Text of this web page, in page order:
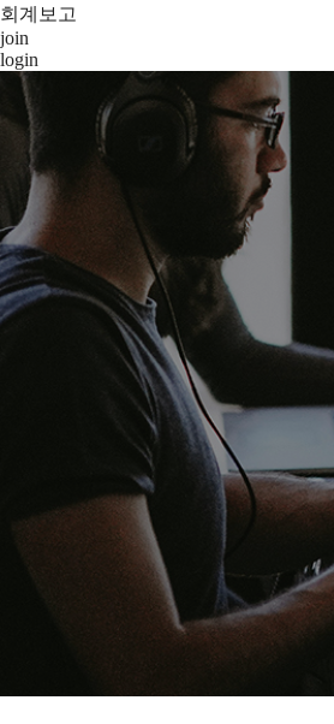
회계보고
join
login